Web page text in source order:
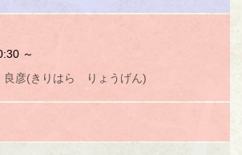
～
良彦(きりはら りょうげん)